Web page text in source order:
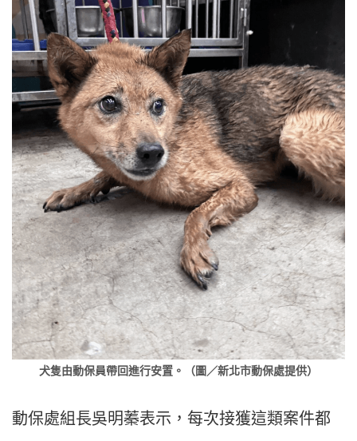
犬隻由動保員帶回進行安置。（圖／新北市動保處提供）
動保處組長吳明蓁表示，每次接獲這類案件都